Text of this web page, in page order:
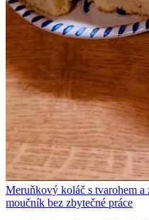
Meruňkový koláč s tvarohem a
moučník bez zbytečné práce